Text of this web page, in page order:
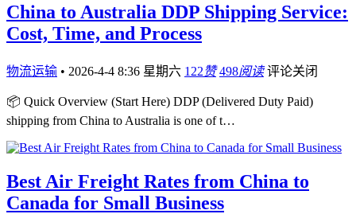
China to Australia DDP Shipping Service:
Cost, Time, and Process
物流运输 • 2026-4-4 8:36 星期六 122赞 498阅读 评论关闭
📦 Quick Overview (Start Here) DDP (Delivered Duty Paid)
shipping from China to Australia is one of t…
Best Air Freight Rates from China to
Canada for Small Business